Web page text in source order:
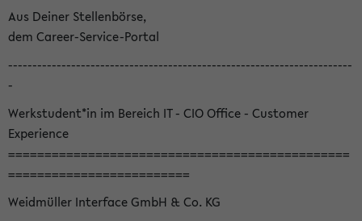
Aus Deiner Stellenbörse,
dem Career-Service-Portal
-----------------------------------------------------------------------
-
Werkstudent*in im Bereich IT - CIO Office - Customer
Experience
===============================================
=========================
Weidmüller Interface GmbH & Co. KG